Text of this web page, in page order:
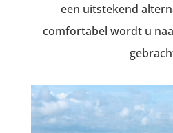
een uitstekend
comfortabel wordt u